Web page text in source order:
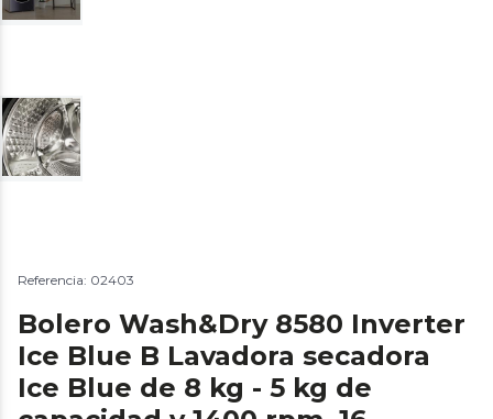
Referencia: 02403
Bolero Wash&Dry 8580 Inverter
Ice Blue B Lavadora secadora
Ice Blue de 8 kg - 5 kg de